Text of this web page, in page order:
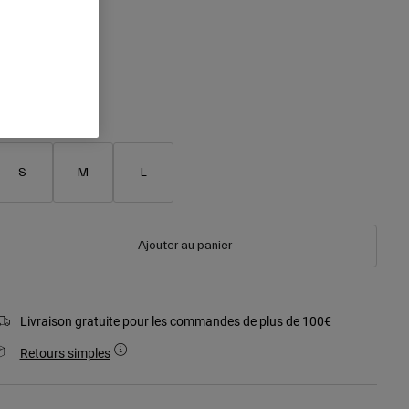
S M L
Ajouter au panier
Livraison gratuite pour les commandes de plus de 100€
Retours simples